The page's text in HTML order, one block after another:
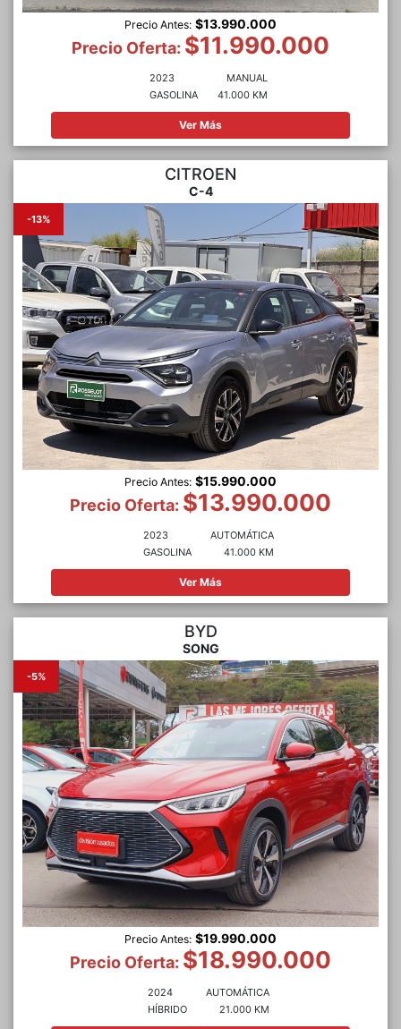
Precio Antes: $13.990.000
Precio Oferta: $11.990.000
2023
GASOLINA
MANUAL
41.000 KM
Ver Más
CITROEN
C-4
-13%
Precio Antes: $15.990.000
Precio Oferta: $13.990.000
2023
GASOLINA
AUTOMÁTICA
41.000 KM
Ver Más
BYD
SONG
-5%
Precio Antes: $19.990.000
Precio Oferta: $18.990.000
2024
HÍBRIDO
AUTOMÁTICA
21.000 KM